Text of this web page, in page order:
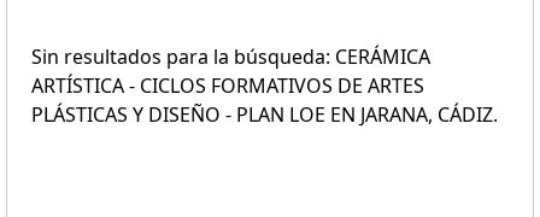
Sin resultados para la búsqueda: CERÁMICA
ARTÍSTICA - CICLOS FORMATIVOS DE ARTES
PLÁSTICAS Y DISEÑO - PLAN LOE EN JARANA, CÁDIZ.